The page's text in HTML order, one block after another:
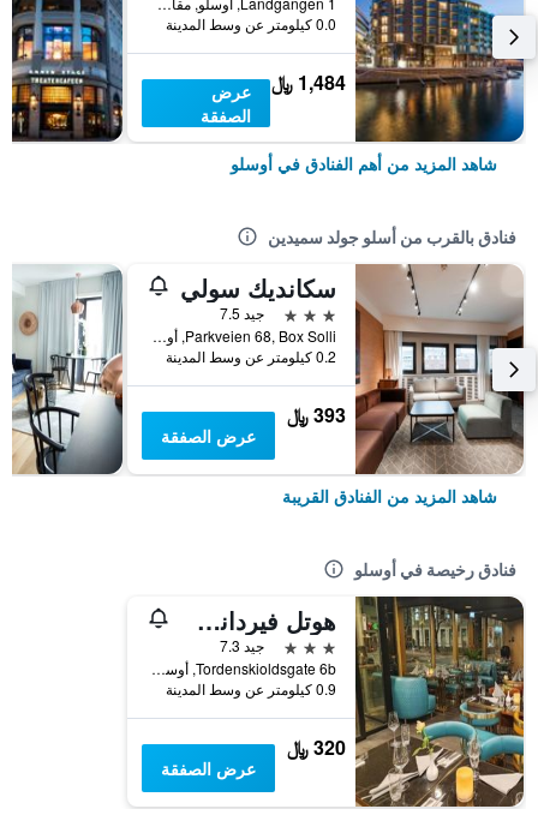
0.0 كيلومتر عن وسط المدينة
1,484 ﷼
عرض
الصفقة
شاهد المزيد من أهم الفنادق في أوسلو
فنادق بالقرب من أسلو جولد سميدين
سكانديك سولي
3 نجوم
جيد 7.5
Parkveien 68, Box Solli, أوسلو, مقاطعة أوسلو, النرويج
0.2 كيلومتر عن وسط المدينة
393 ﷼
عرض الصفقة
شاهد المزيد من الفنادق القريبة
فنادق رخيصة في أوسلو
هوتل فيرداني أوسلو
3 نجوم
جيد 7.3
Tordenskioldsgate 6b, أوسلو, مقاطعة أوسلو, النرويج
0.9 كيلومتر عن وسط المدينة
320 ﷼
عرض الصفقة